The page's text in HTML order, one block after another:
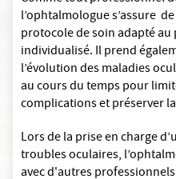
l’ophtalmologue s’assure
protocole de soin adapté au
individualisé. Il prend
l’évolution des maladies
au cours du temps pour
complications et préserver
Lors de la prise en charge
troubles oculaires,
avec d'autres